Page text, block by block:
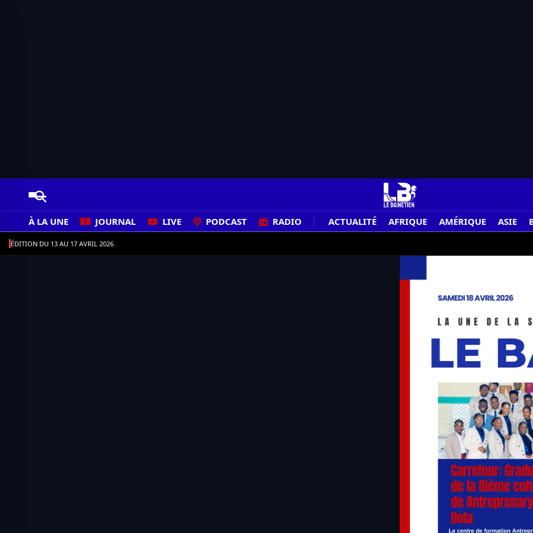
À LA UNE JOURNAL LIVE PODCAST RADIO ACTUALITÉ AFRIQUE AMÉRIQUE ASIE
ÉDITION DU 13 AU 17 AVRIL 2026